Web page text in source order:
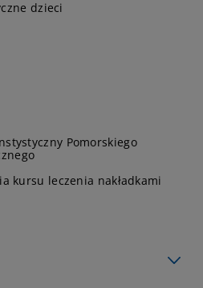
dzieci
Pomorskiego
kursu leczenia nakładkami